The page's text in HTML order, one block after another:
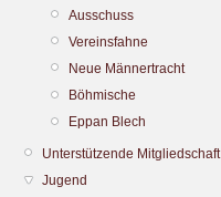
Ausschuss
Vereinsfahne
Neue Männertracht
Böhmische
Eppan Blech
Unterstützende Mitgliedschaft
Jugend